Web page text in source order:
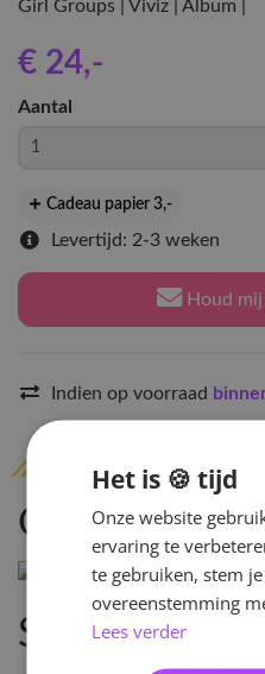
Girl Groups | Viviz | Album |
€ 24,-
Aantal
Cadeau papier 3,-
Levertijd: 2-3 weken
Houd mij
Indien op voorraad
Omschrijving
Specificaties
Het is 🍪 tijd
Onze website
ervaring te
te gebruiken, stem
overeenstemming
Lees verder